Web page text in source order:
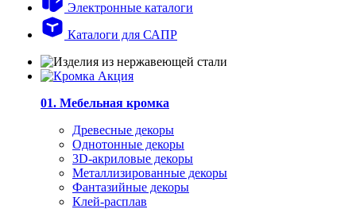
Электронные каталоги
Каталоги для САПР
01. Мебельная кромка
Древесные декоры
Однотонные декоры
3D-акриловые декоры
Металлизированные декоры
Фантазийные декоры
Клей-расплав